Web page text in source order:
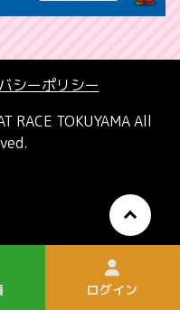
シーポリシー
TOKUYAMA All
ログイン